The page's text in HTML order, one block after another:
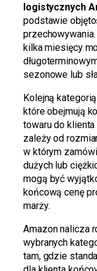
logistycznych
podstawie
kilka miesięcy
sezonowe lub
Kolejną
które obejmują
towaru do
zależy od
w którym
dużych lub
mogą być
końcową cenę
marży.
Amazon nalicza
wybranych
tam, gdzie